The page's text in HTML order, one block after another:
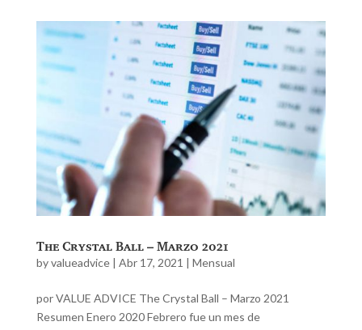
The Crystal Ball – Marzo 2021
byvalueadvice| Abr 17, 2021 | Mensual
por VALUE ADVICE The Crystal Ball – Marzo 2021
Resumen Enero 2020 Febrero fue un mes de